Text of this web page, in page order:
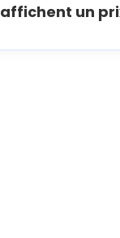
affichent un